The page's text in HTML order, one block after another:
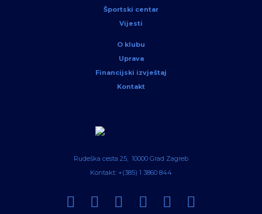
Športski centar
Vijesti
O klubu
Uprava
Financijski izvještaj
Kontakt
Rudeška cesta 25, 10000 Grad Zagreb
Kontakt: +(385) 1 3860 844